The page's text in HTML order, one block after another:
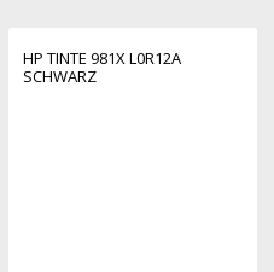
HP TINTE 981X L0R12A
SCHWARZ